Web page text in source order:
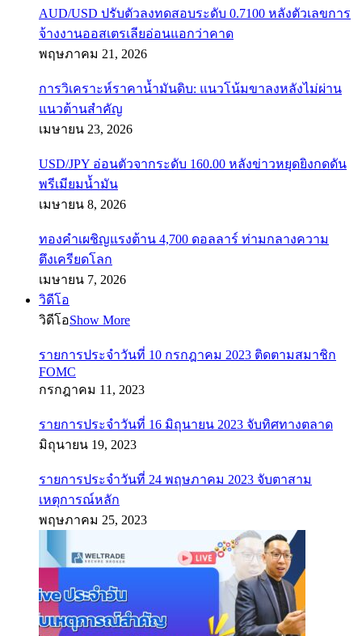
AUD/USD ปรับตัวลงทดสอบระดับ 0.7100 หลังตัวเลขการ
จ้างงานออสเตรเลียอ่อนแอกว่าคาด
พฤษภาคม 21, 2026
การวิเคราะห์ราคาน้ำมันดิบ: แนวโน้มขาลงหลังไม่ผ่าน
แนวต้านสำคัญ
เมษายน 23, 2026
USD/JPY อ่อนตัวจากระดับ 160.00 หลังข่าวหยุดยิงกดดัน
พรีเมียมน้ำมัน
เมษายน 8, 2026
ทองคำเผชิญแรงต้าน 4,700 ดอลลาร์ ท่ามกลางความ
ตึงเครียดโลก
เมษายน 7, 2026
วิดีโอ
วิดีโอShow More
รายการประจำวันที่ 10 กรกฎาคม 2023 ติดตามสมาชิก
FOMC
กรกฎาคม 11, 2023
รายการประจำวันที่ 16 มิถุนายน 2023 จับทิศทางตลาด
มิถุนายน 19, 2023
รายการประจำวันที่ 24 พฤษภาคม 2023 จับตาสาม
เหตุการณ์หลัก
พฤษภาคม 25, 2023